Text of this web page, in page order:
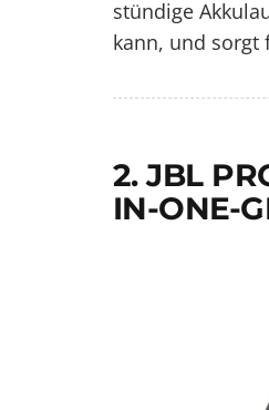
stündige
kann, und sorgt
2. JBL
IN-ONE-